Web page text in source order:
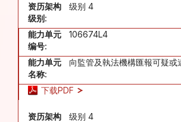
资历架构
级别:
级别 4
能力单元
编号:
106674L4
能力单元
名称:
向監管及執法機構匯報可疑或
下载PDF
资历架构
级别 4